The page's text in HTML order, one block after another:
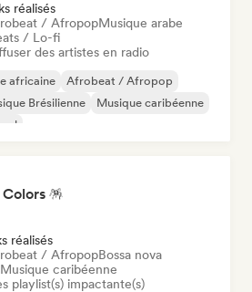
réalisés
/ AfropopMusique arabe
/ Lo-fi
des artistes en radio
africaine
Afrobeat / Afropop
Brésilienne
Musique caribéenne
🪅
réalisés
/ AfropopBossa nova
Musique caribéenne
playlist(s) impactante(s)